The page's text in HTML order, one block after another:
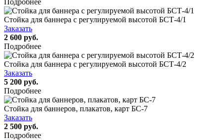
Стойка для баннера с регулируемой высотой БСТ-4/1
Заказать
2 600 руб.
Подробнее
Стойка для баннера с регулируемой высотой БСТ-4/2
Заказать
5 200 руб.
Подробнее
Стойка для баннеров, плакатов, карт БС-7
Заказать
2 500 руб.
Подробнее